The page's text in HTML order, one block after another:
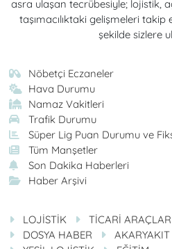
asra ulaşan tecrübesiyle; lojistik,
taşımacılıktaki gelişmeleri takip
şekilde sizlere
Nöbetçi Eczaneler
Hava Durumu
Namaz Vakitleri
Trafik Durumu
Süper Lig Puan Durumu ve
Tüm Manşetler
Son Dakika Haberleri
Haber Arşivi
LOJİSTİK TİCARİ ARAÇLAR
DOSYA HABER
AKARYAKIT